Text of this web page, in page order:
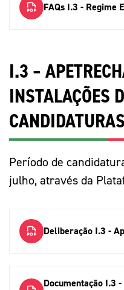
FAQs I.3 - Regime
I.3 –
INSTALAÇÕES
Período de
julho, através da
Deliberação I.3 -
Documentação I.3